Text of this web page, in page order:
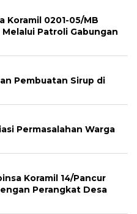
Koramil 0201-05/MB
Patroli Gabungan
Pembuatan Sirup di
Permasalahan Warga
Koramil 14/Pancur
Perangkat Desa